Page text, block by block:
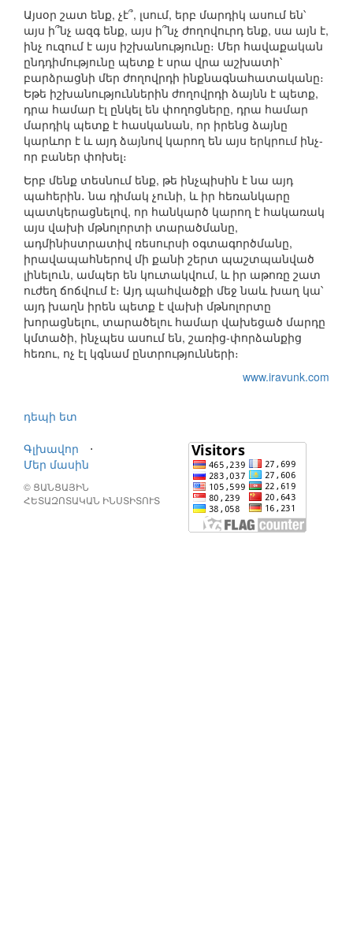
Այսօր շատ ենք, չէ՞, լսում, երբ մարդիկ ասում են՝
այս ի՞նչ ազգ ենք, այս ի՞նչ ժողովուրդ ենք, սա այն է,
ինչ ուզում է այս իշխանությունը։ Մեր հավաքական
ընդդիմությունը պետք է սրա վրա աշխատի՝
բարձրացնի մեր ժողովրդի ինքնագնահատականը։
Եթե իշխանություններին ժողովրդի ձայնն է պետք,
դրա համար էլ ընկել են փողոցները, դրա համար
մարդիկ պետք է հասկանան, որ իրենց ձայնը
կարևոր է և այդ ձայնով կարող են այս երկրում ինչ-
որ բաներ փոխել։
Երբ մենք տեսնում ենք, թե ինչպիսին է նա այդ
պահերին․ նա դիմակ չունի, և իր հեռանկարը
պատկերացնելով, որ հանկարծ կարող է հակառակ
այս վախի մթնոլորտի տարածմանը,
ադմինիստրատիվ ռեսուրսի օգտագործմանը,
իրավապահներով մի քանի շերտ պաշտպանված
լինելուն, ամպեր են կուտակվում, և իր աթոռը շատ
ուժեղ ճոճվում է։ Այդ պահվածքի մեջ նաև խաղ կա՝
այդ խաղն իրեն պետք է վախի մթնոլորտը
խորացնելու, տարածելու համար վախեցած մարդը
կմտածի, ինչպես ասում են, շառից-փորձանքից
հեռու, ոչ էլ կգնամ ընտրությունների։
www.iravunk.com
դեպի ետ
Գլխավոր
⋅
Մեր մասին
© ՑԱՆՑԱՅԻՆ
ՀԵՏԱԶՈՏԱԿԱՆ ԻՆՍՏԻՏՈՒՏ